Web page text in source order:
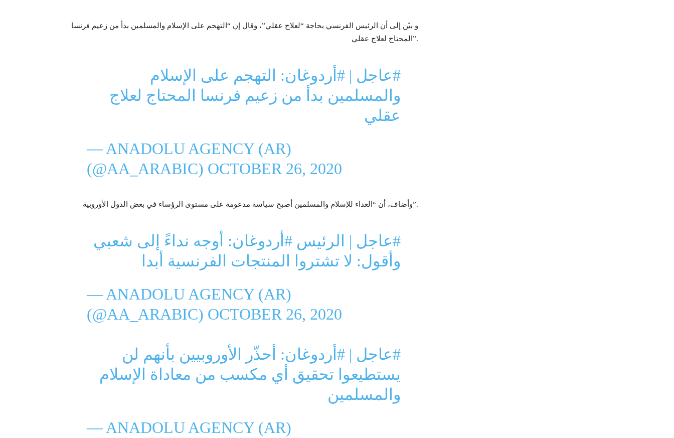
و بيّن إلى أن الرئيس الفرنسي بحاجة “لعلاج عقلي”، وقال إن “التهجم على الإسلام والمسلمين بدأ من زعيم فرنسا
المحتاج لعلاج عقلي”.
#عاجل | #أردوغان: التهجم على الإسلام
والمسلمين بدأ من زعيم فرنسا المحتاج لعلاج
عقلي
— ANADOLU AGENCY (AR)
(@AA_ARABIC) OCTOBER 26, 2020
وأضاف، أن “العداء للإسلام والمسلمين أصبح سياسة مدعومة على مستوى الرؤساء في بعض الدول الأوروبية”.
#عاجل | الرئيس #أردوغان: أوجه نداءً إلى شعبي
وأقول: لا تشتروا المنتجات الفرنسية أبدا
— ANADOLU AGENCY (AR)
(@AA_ARABIC) OCTOBER 26, 2020
#عاجل | #أردوغان: أحذّر الأوروبيين بأنهم لن
يستطيعوا تحقيق أي مكسب من معاداة الإسلام
والمسلمين
— ANADOLU AGENCY (AR)